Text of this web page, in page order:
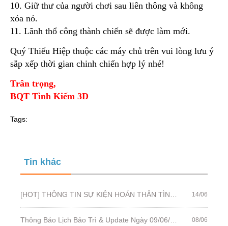
10. Giữ thư của người chơi sau liên thông và không
xóa nó.
11. Lãnh thổ công thành chiến sẽ được làm mới.
Quý Thiếu Hiệp thuộc các máy chủ trên vui lòng lưu ý
sắp xếp thời gian chinh chiến hợp lý nhé!
Trân trọng,
BQT Tình Kiếm 3D
Tags:
Tin khác
14/06
08/06